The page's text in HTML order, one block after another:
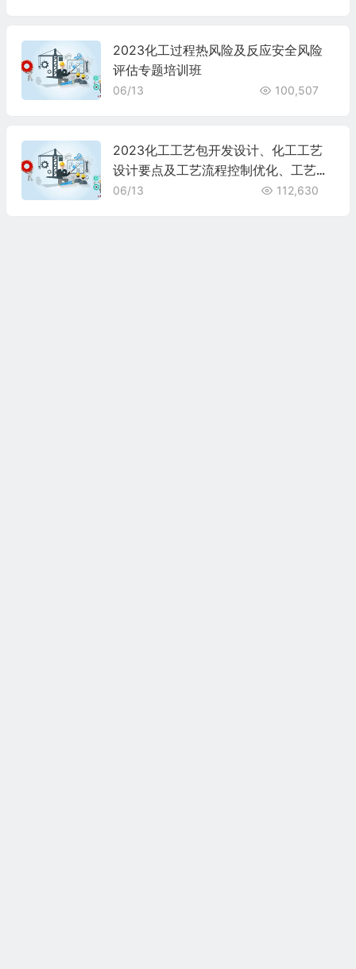
2023化工过程热风险及反应安全风险
评估专题培训班
06/13 100,507
2023化工工艺包开发设计、化工工艺
设计要点及工艺流程控制优化、工艺施
工图专题培训班
06/13 112,630